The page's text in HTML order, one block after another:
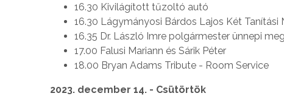
16.30 Kivilágított tűzoltó autó
16.30 Lágymányosi Bárdos Lajos Két
16.35 Dr. László Imre polgármester ünnepi
17.00 Falusi Mariann és Sárik Péter
18.00 Bryan Adams Tribute - Room Service
2023. december 14. - Csütörtök